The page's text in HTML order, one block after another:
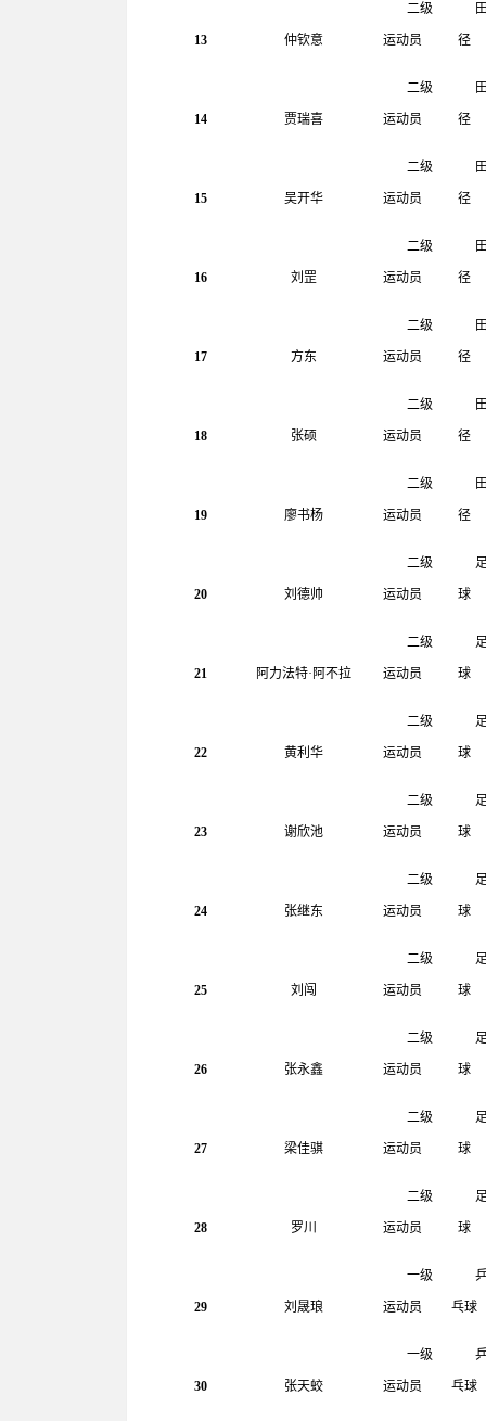
13 仲钦意
二级
运动员 径
14 贾瑞喜
二级
运动员 径
15 吴开华
二级
运动员 径
16 刘罡
二级
运动员 径
17 方东
二级
运动员 径
18 张硕
二级
运动员 径
19 廖书杨
二级
运动员 径
20 刘德帅
二级
运动员 球
21 阿力法特· 阿不拉
二级
运动员 球
22 黄利华
二级
运动员 球
23 谢欣池
二级
运动员 球
24 张继东
二级
运动员 球
25 刘闯
二级
运动员 球
26 张永鑫
二级
运动员 球
27 梁佳骐
二级
运动员 球
28 罗川
二级
运动员 球
29 刘晟琅
一级
运动员 乓球
30 张天蛟
一级
运动员 乓球